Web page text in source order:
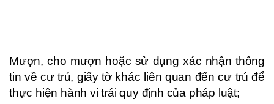
Mượn, cho mượn hoặc sử dụng xác nhận thông
tin về cư trú, giấy tờ khác liên quan đến cư trú để
thực hiện hành vi trái quy định của pháp luật;